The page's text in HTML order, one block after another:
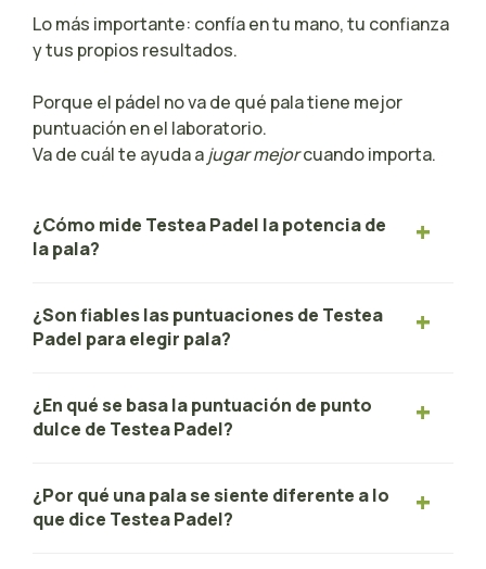
Lo más importante: confía en tu mano, tu confianza
y tus propios resultados.
Porque el pádel no va de qué pala tiene mejor
puntuación en el laboratorio.
Va de cuál te ayuda ajugar mejorcuando importa.
¿Cómo mide Testea Padel la potencia de
la pala?
¿Son fiables las puntuaciones de Testea
Padel para elegir pala?
¿En qué se basa la puntuación de punto
dulce de Testea Padel?
¿Por qué una pala se siente diferente a lo
que dice Testea Padel?